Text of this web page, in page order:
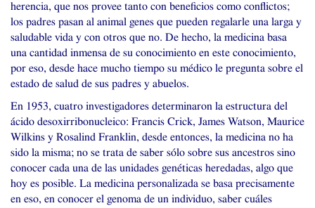
herencia, que nos provee tanto con beneficios como conflictos;
los padres pasan al animal genes que pueden regalarle una larga y
saludable vida y con otros que no. De hecho, la medicina basa
una cantidad inmensa de su conocimiento en este conocimiento,
por eso, desde hace mucho tiempo su médico le pregunta sobre el
estado de salud de sus padres y abuelos.
En 1953, cuatro investigadores determinaron la estructura del
ácido desoxirribonucleico: Francis Crick, James Watson, Maurice
Wilkins y Rosalind Franklin, desde entonces, la medicina no ha
sido la misma; no se trata de saber sólo sobre sus ancestros sino
conocer cada una de las unidades genéticas heredadas, algo que
hoy es posible. La medicina personalizada se basa precisamente
en eso, en conocer el genoma de un individuo, saber cuáles